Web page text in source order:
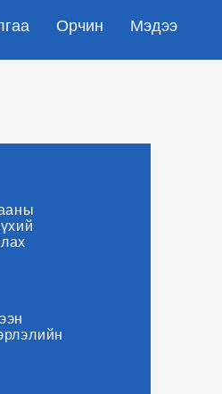
Орчин Мэдээ